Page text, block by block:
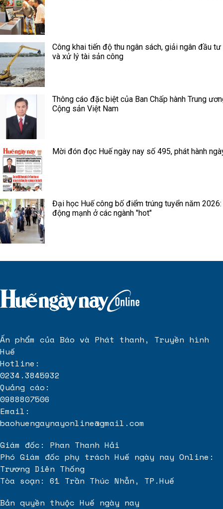
Công khai tiến độ thu ngân sách, giải ngân đầu
và xử lý tài sản công
Thông cáo đặc biệt của Ban Chấp hành Trung
Cộng sản Việt Nam
Mời đón đọc Huế ngày nay số 495, phát hành
Đại học Huế công bố điểm trúng tuyển năm 2026:
động mạnh ở các ngành "hot"
Ấn phẩm của Báo và Phát thanh, Truyền hình
Huế
Hotline:
0234.3845932
Quảng cáo:
0988807506
Email:
baohuengaynayonline@gmail.com
Giám đốc: Phan Thanh Hải
Phó Giám đốc phụ trách Huế ngày nay Online:
Trương Diên Thống
Tòa soạn: 61 Trần Thúc Nhẫn, TP.Huế
Bản quyền thuộc Huế ngày nay